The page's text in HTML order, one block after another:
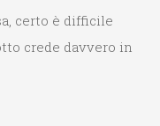
certo è difficile
crede davvero in